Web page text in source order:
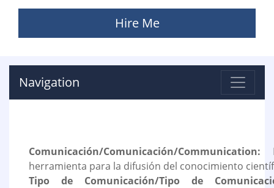
Hire Me
Navigation
Comunicación/Comunicación/Communication:
herramienta para la difusión del conocimiento
Tipo de Comunicación/Tipo de